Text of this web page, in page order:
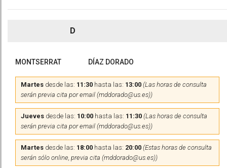
D
MONTSERRAT DÍAZ DORADO
Martes desde las: 11:30 hasta las: 13:00 (Las horas de consulta
serán previa cita por email (mddorado@us.es))
Jueves desde las: 10:00 hasta las: 11:30 (Las horas de consulta
serán previa cita por email (mddorado@us.es))
Martes desde las: 18:00 hasta las: 20:00 (Estas horas de consulta
serán sólo online, previa cita (mddorado@us.es))